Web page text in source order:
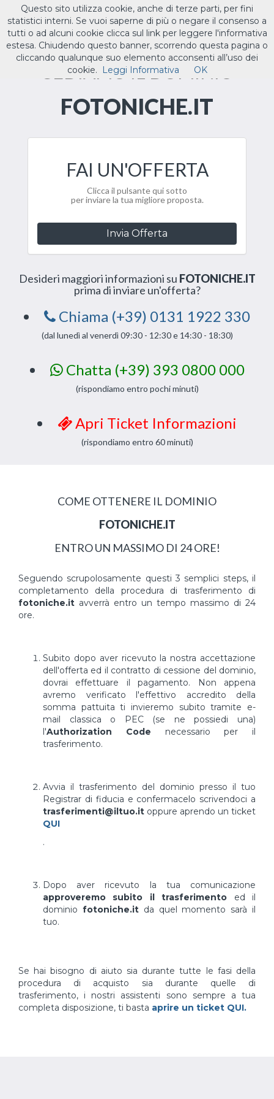
Toggle
ILTUO.IT
CEDIAMO IL DOMINIO
FOTONICHE.IT
FAI UN'OFFERTA
Clicca il pulsante qui sotto
per inviare la tua migliore proposta.
Invia Offerta
Desideri maggiori informazioni su FOTONICHE.IT
prima di inviare un'offerta?
Chiama (+39) 0131 1922 330
(dal lunedì al venerdì 09:30 - 12:30 e 14:30 - 18:30)
Chatta (+39) 393 0800 000
(rispondiamo entro pochi minuti)
Apri Ticket Informazioni
(rispondiamo entro 60 minuti)
COME OTTENERE IL DOMINIO
FOTONICHE.IT
ENTRO UN MASSIMO DI 24 ORE!
Seguendo scrupolosamente questi 3 semplici steps, il
completamento della procedura di trasferimento di
fotoniche.it avverrà entro un tempo massimo di 24
ore.
Subito dopo aver ricevuto la nostra accettazione
dell'offerta ed il contratto di cessione del dominio,
dovrai effettuare il pagamento. Non appena
avremo verificato l'effettivo accredito della
somma pattuita ti invieremo subito tramite e-
mail classica o PEC (se ne possiedi una)
l'Authorization Code necessario per il
trasferimento.
Avvia il trasferimento del dominio presso il tuo
Registrar di fiducia e confermacelo scrivendoci a
trasferimenti@iltuo.it oppure aprendo un ticket
QUI
.
Dopo aver ricevuto la tua comunicazione
approveremo subito il trasferimento ed il
dominio fotoniche.itda quel momento sarà il
tuo.
Se hai bisogno di aiuto sia durante tutte le fasi della
procedura di acquisto sia durante quelle di
trasferimento, i nostri assistenti sono sempre a tua
completa disposizione, ti basta aprire un ticket QUI.
Questo sito utilizza cookie, anche di terze parti, per fini
statistici interni. Se vuoi saperne di più o negare il consenso a
tutti o ad alcuni cookie clicca sul link per leggere l'informativa
estesa. Chiudendo questo banner, scorrendo questa pagina o
cliccando qualunque suo elemento acconsenti all’uso dei
cookie.
Leggi Informativa OK